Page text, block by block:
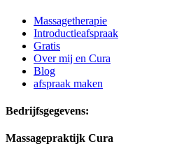
Massagetherapie
Introductieafspraak
Gratis
Over mij en Cura
Blog
afspraak maken
Bedrijfsgegevens:
Massagepraktijk Cura